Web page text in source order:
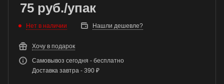
75 руб./упак
Нет в наличии Нашли дешевле?
Хочу в подарок
Самовывоз сегодня - бесплатно
Доставка завтра - 390 ₽